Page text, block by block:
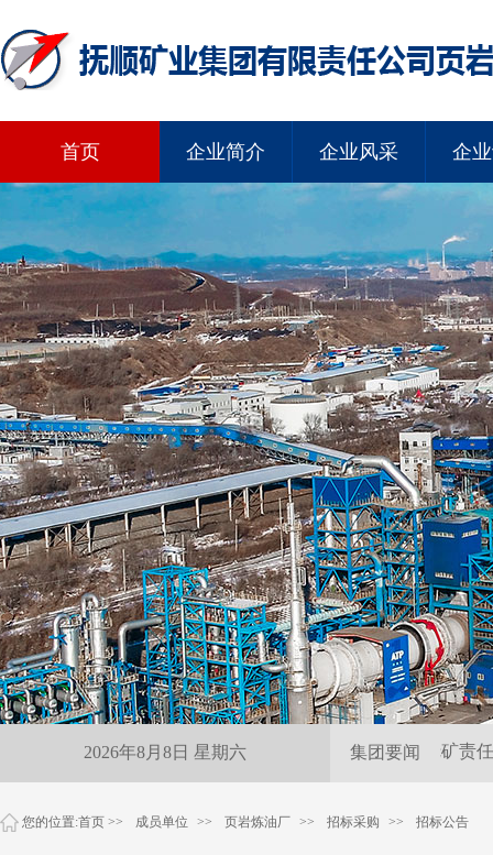
首页 企业简介 企业风采 企
2026年8月8日 星期六 集团要闻
雨夜紧急保供 尽显抚矿责任
您的位置:首页 >> 成员单位 >> 页岩炼油厂 >> 招标采购 >> 招标公告